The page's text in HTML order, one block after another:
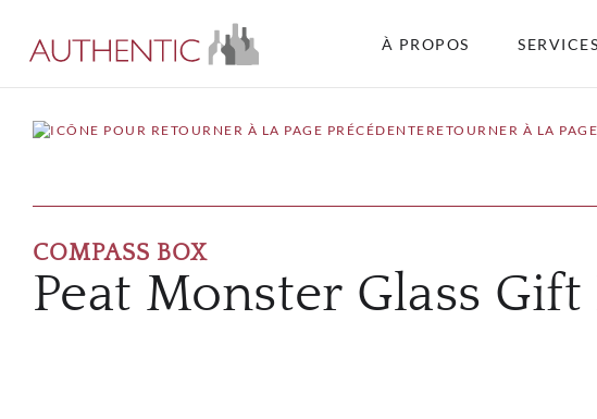
À PROPOS SERVICES
RETOURNER À LA
COMPASS BOX
Peat Monster Glass Gift